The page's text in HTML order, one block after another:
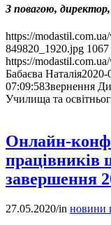
З повагою,
https://
849820_1920.jpg 1067
https://
Бабаєва Наталія2020-
07:09:58Звернення
Училища та
Онлайн-
працівників
завершення
27.05.2020/in новини